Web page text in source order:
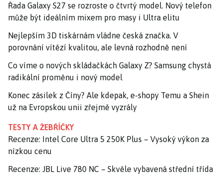
Řada Galaxy S27 se rozroste o čtvrtý model. Nový telefon
může být ideálním mixem pro masy i Ultra elitu
Nejlepším 3D tiskárnám vládne česká značka. V
porovnání vítězí kvalitou, ale levná rozhodně není
Co víme o nových skládačkách Galaxy Z? Samsung chystá
radikální proměnu i nový model
Konec zásilek z Číny? Ale kdepak, e-shopy Temu a Shein
už na Evropskou unii zřejmě vyzrály
TESTY A ŽEBŘÍČKY
Recenze: Intel Core Ultra 5 250K Plus – Vysoký výkon za
nízkou cenu
Recenze: JBL Live 780 NC – Skvěle vybavená střední třída